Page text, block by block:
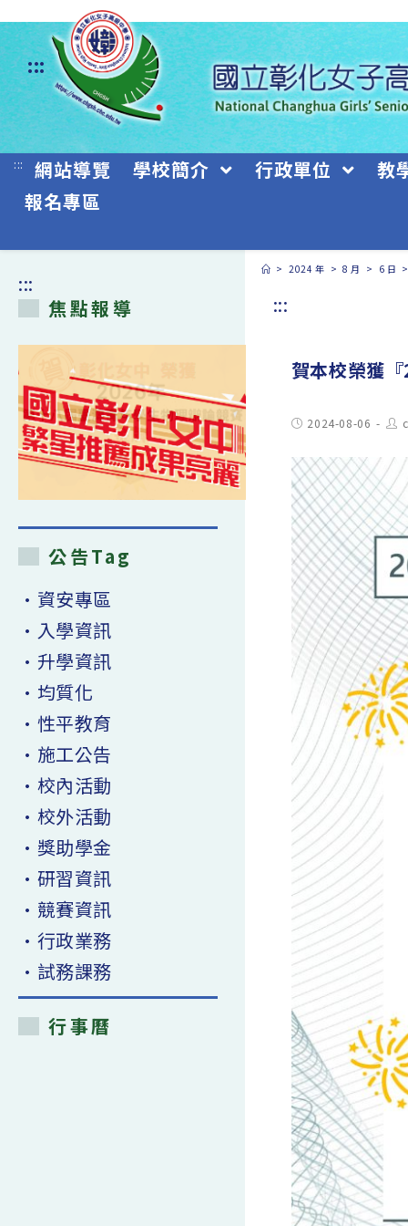
跳
轉
至
主
要
:::
::: 網站導覽 學校簡介 行政單位
教
報名專區
> 2024 年 > 8 月 > 6 日
:::
賀本校榮獲
Post2024-08-06
:::
焦點報導
公告Tag
•資安專區
•入學資訊
•升學資訊
•均質化
•性平教育
•施工公告
•校內活動
•校外活動
•獎助學金
•研習資訊
•競賽資訊
•行政業務
•試務課務
行事曆